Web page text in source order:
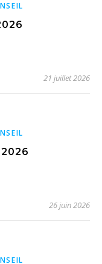
21 juillet 2026
2026
26 juin 2026